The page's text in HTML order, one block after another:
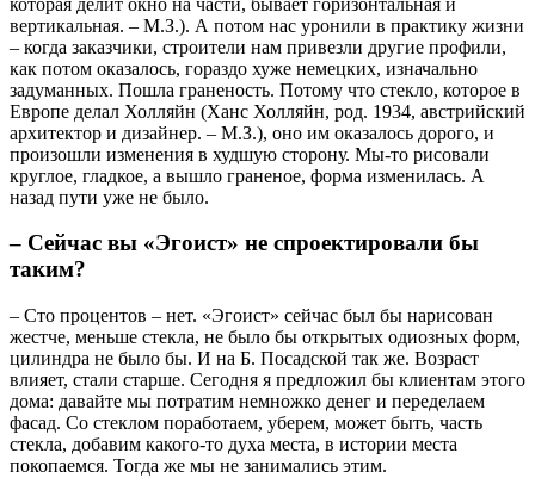
вертикальная. – М.З.). А потом нас уронили в практику жизни
– когда заказчики, строители нам привезли другие профили,
как потом оказалось, гораздо хуже немецких, изначально
задуманных. Пошла граненость. Потому что стекло, которое в
Европе делал Холляйн (Ханс Холляйн, род. 1934, австрийский
архитектор и дизайнер. – М.З.), оно им оказалось дорого, и
произошли изменения в худшую сторону. Мы-то рисовали
круглое, гладкое, а вышло граненое, форма изменилась. А
назад пути уже не было.
– Сейчас вы «Эгоист» не спроектировали бы
таким?
– Сто процентов – нет. «Эгоист» сейчас был бы нарисован
жестче, меньше стекла, не было бы открытых одиозных форм,
цилиндра не было бы. И на Б. Посадской так же. Возраст
влияет, стали старше. Сегодня я предложил бы клиентам этого
дома: давайте мы потратим немножко денег и переделаем
фасад. Со стеклом поработаем, уберем, может быть, часть
стекла, добавим какого-то духа места, в истории места
покопаемся. Тогда же мы не занимались этим.